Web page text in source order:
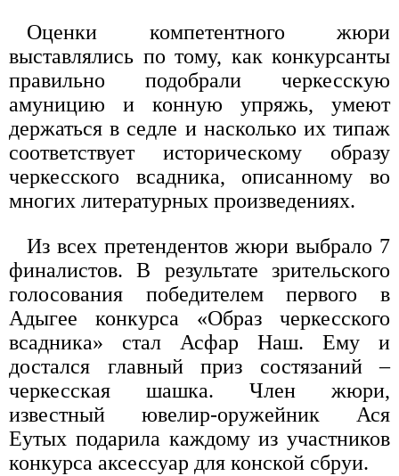
Оценки компетентного жюри
выставлялись по тому, как конкурсанты
правильно подобрали черкесскую
амуницию и конную упряжь, умеют
держаться в седле и насколько их типаж
соответствует историческому образу
черкесского всадника, описанному во
многих литературных произведениях.
Из всех претендентов жюри выбрало 7
финалистов. В результате зрительского
голосования победителем первого в
Адыгее конкурса «Образ черкесского
всадника» стал Асфар Наш. Ему и
достался главный приз состязаний –
черкесская шашка. Член жюри,
известный ювелир-оружейник Ася
Еутых подарила каждому из участников
конкурса аксессуар для конской сбруи.